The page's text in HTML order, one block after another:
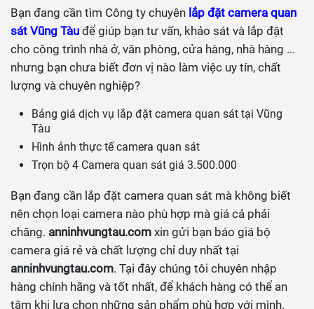
Bạn đang cần tìm Công ty chuyên lắp đặt camera quan
sát Vũng Tàu để giúp bạn tư vấn, khảo sát và lắp đặt
cho công trình nhà ở, văn phòng, cửa hàng, nhà hàng ...
nhưng bạn chưa biết đơn vị nào làm việc uy tín, chất
lượng và chuyên nghiệp?
Bảng giá dịch vụ lắp đặt camera quan sát tại Vũng
Tàu
Hình ảnh thực tế camera quan sát
Trọn bộ 4 Camera quan sát giá 3.500.000
Bạn đang cần lắp đặt camera quan sát mà không biết
nên chọn loại camera nào phù hợp mà giá cả phải
chăng. anninhvungtau.com xin gửi bạn báo giá bộ
camera giá rẻ và chất lượng chỉ duy nhất tại
anninhvungtau.com. Tại đây chúng tôi chuyên nhập
hàng chính hãng và tốt nhất, để khách hàng có thể an
tâm khi lựa chọn những sản phẩm phù hợp với mình.